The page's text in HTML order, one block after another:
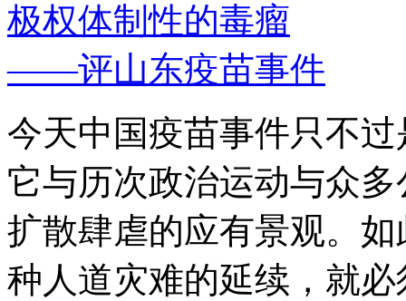
极权体制性的毒瘤
——评山东疫苗事件
今天中国疫苗事件只不
它与历次政治运动与众
扩散肆虐的应有景观。
种人道灾难的延续，就